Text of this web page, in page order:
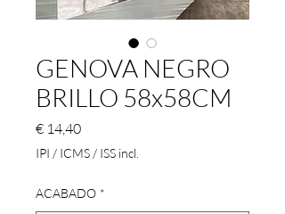
GENOVA NEGRO
BRILLO 58x58CM
€ 14,40Preço
IPI / ICMS / ISS incl.
ACABADO *